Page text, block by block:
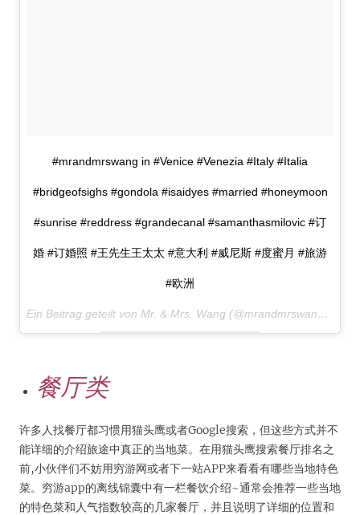
#mrandmrswang in #Venice #Venezia #Italy #Italia
#bridgeofsighs #gondola #isaidyes #married #honeymoon
#sunrise #reddress #grandecanal #samanthasmilovic #订
婚 #订婚照 #王先生王太太 #意大利 #威尼斯 #度蜜月 #旅游
#欧洲
Ein Beitrag geteilt von Mr. & Mrs. Wang (@mrandmrswang) am
餐厅类
许多人找餐厅都习惯用猫头鹰或者Google搜索，但这些方式并不
能详细的介绍旅途中真正的当地菜。在用猫头鹰搜索餐厅排名之
前,小伙伴们不妨用穷游网或者下一站APP来看看有哪些当地特色
菜。穷游app的离线锦囊中有一栏餐饮介绍~通常会推荐一些当地
的特色菜和人气指数较高的几家餐厅，并且说明了详细的位置和